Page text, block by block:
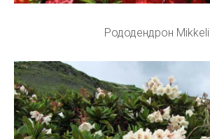
Рододендрон Mikkeli